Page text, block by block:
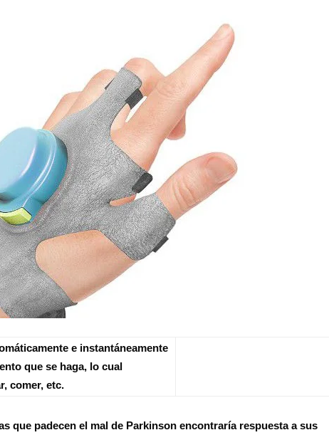
e instantáneamente
que se haga, lo cual
comer, etc.
que padecen el mal de Parkinson encontraría respuesta a sus